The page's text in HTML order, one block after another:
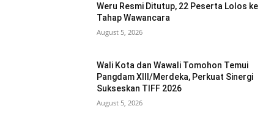
Weru Resmi Ditutup, 22 Peserta Lolos ke
Tahap Wawancara
August 5, 2026
Wali Kota dan Wawali Tomohon Temui
Pangdam XIII/Merdeka, Perkuat Sinergi
Sukseskan TIFF 2026
August 5, 2026